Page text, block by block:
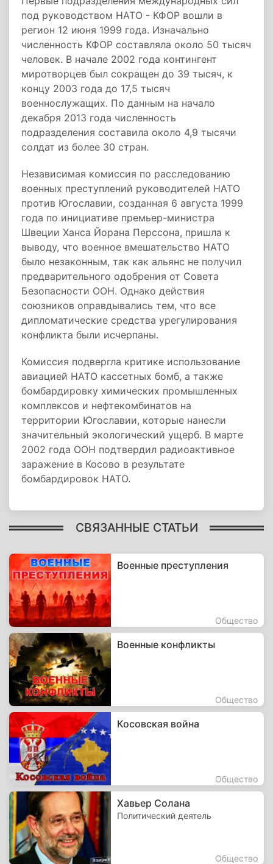
под руководством НАТО - КФОР вошли в
регион 12 июня 1999 года. Изначально
численность КФОР составляла около 50 тысяч
человек. В начале 2002 года контингент
миротворцев был сокращен до 39 тысяч, к
концу 2003 года до 17,5 тысяч
военнослужащих. По данным на начало
декабря 2013 года численность
подразделения составила около 4,9 тысячи
солдат из более 30 стран.
Независимая комиссия по расследованию
военных преступлений руководителей НАТО
против Югославии, созданная 6 августа 1999
года по инициативе премьер-министра
Швеции Ханса Йорана Перссона, пришла к
выводу, что военное вмешательство НАТО
было незаконным, так как альянс не получил
предварительного одобрения от Совета
Безопасности ООН. Однако действия
союзников оправдывались тем, что все
дипломатические средства урегулирования
конфликта были исчерпаны.
Комиссия подвергла критике использование
авиацией НАТО кассетных бомб, а также
бомбардировку химических промышленных
комплексов и нефтекомбинатов на
территории Югославии, которые нанесли
значительный экологический ущерб. В марте
2002 года ООН подтвердил радиоактивное
заражение в Косово в результате
бомбардировок НАТО.
СВЯЗАННЫЕ СТАТЬИ
Военные преступления
Общество
Военные конфликты
Общество
Косовская война
Общество
Хавьер Солана
Политический деятель
Общество